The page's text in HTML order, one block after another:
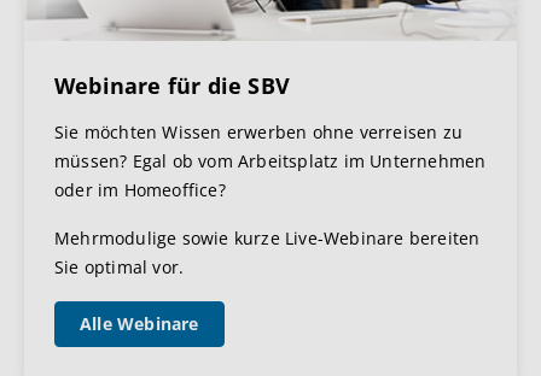
Webinare für die SBV
Sie möchten Wissen erwerben ohne verreisen zu
müssen? Egal ob vom Arbeitsplatz im Unternehmen
oder im Homeoffice?
Mehrmodulige sowie kurze Live-Webinare bereiten
Sie optimal vor.
Alle Webinare